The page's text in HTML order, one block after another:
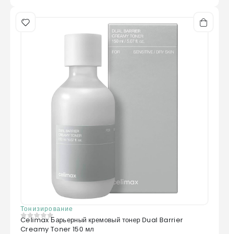
Тонизирование
0из 5
Celimax Барьерный кремовый тонер Dual Barrier
Creamy Toner 150 мл